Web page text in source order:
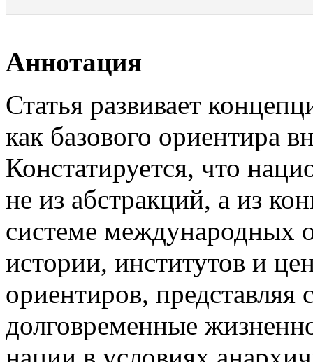
Аннотация
Статья развивает
как базового ориентира
Констатируется, что
не из абстракций, а из
системе международных
истории, институтов и
ориентиров, представляя
долговременные